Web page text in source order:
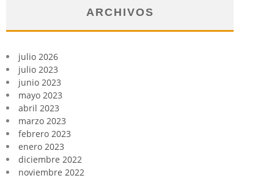
ARCHIVOS
julio 2026
julio 2023
junio 2023
mayo 2023
abril 2023
marzo 2023
febrero 2023
enero 2023
diciembre 2022
noviembre 2022